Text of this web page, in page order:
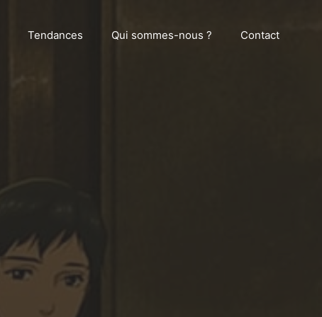
Tendances Qui sommes-nous ? Contact